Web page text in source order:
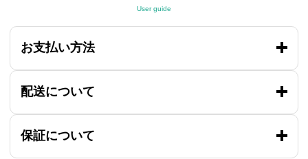
User guide
お支払い方法
配送について
保証について